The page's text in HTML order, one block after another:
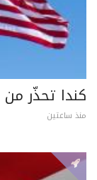
كندا تحذّر
منذ ساعتين